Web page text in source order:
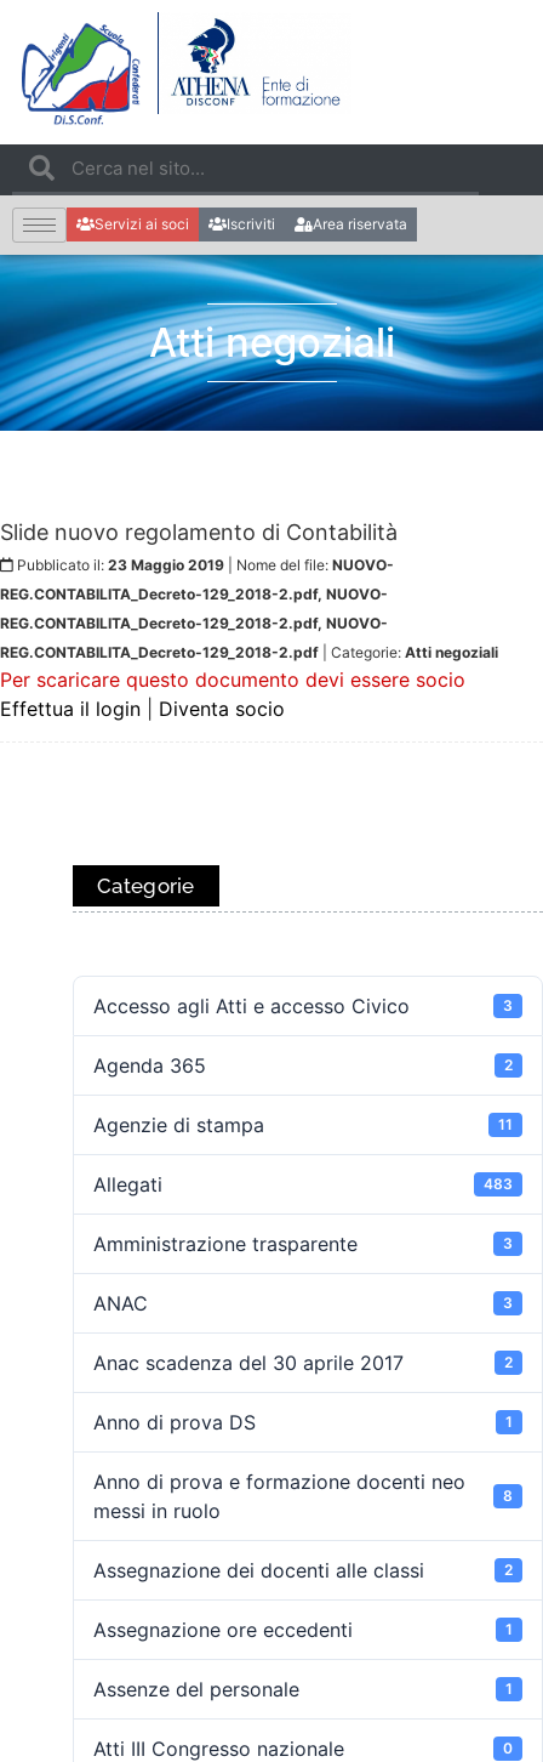
Servizi ai soci Iscriviti Area riservata
Atti negoziali
Slide nuovo regolamento di Contabilità
Pubblicato il: 23 Maggio 2019 | Nome del file: NUOVO-
REG.CONTABILITA_Decreto-129_2018-2.pdf, NUOVO-
REG.CONTABILITA_Decreto-129_2018-2.pdf, NUOVO-
REG.CONTABILITA_Decreto-129_2018-2.pdf | Categorie: Atti negoziali
Per scaricare questo documento devi essere socio
Effettua il login
Diventa socio
Categorie
Accesso agli Atti e accesso Civico 3
Agenda 365 2
Agenzie di stampa 11
Allegati 483
Amministrazione trasparente 3
ANAC 3
Anac scadenza del 30 aprile 2017 2
Anno di prova DS 1
Anno di prova e formazione docenti neo
messi in ruolo
8
Assegnazione dei docenti alle classi 2
Assegnazione ore eccedenti 1
Assenze del personale 1
Atti III Congresso nazionale 0